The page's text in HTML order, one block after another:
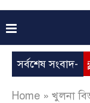
সর্বশেষ সংবাদ-
ভূতুড়ে বিল
Home » খুলনা